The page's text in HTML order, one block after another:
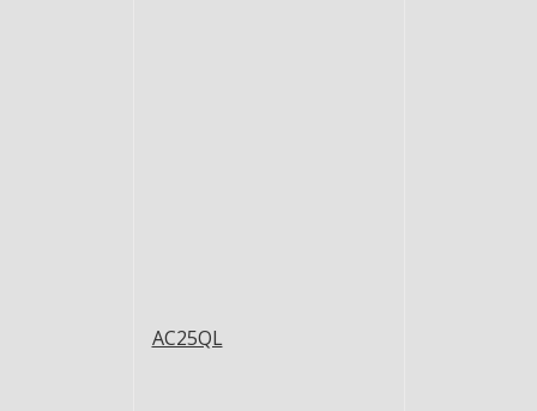
AC25QL